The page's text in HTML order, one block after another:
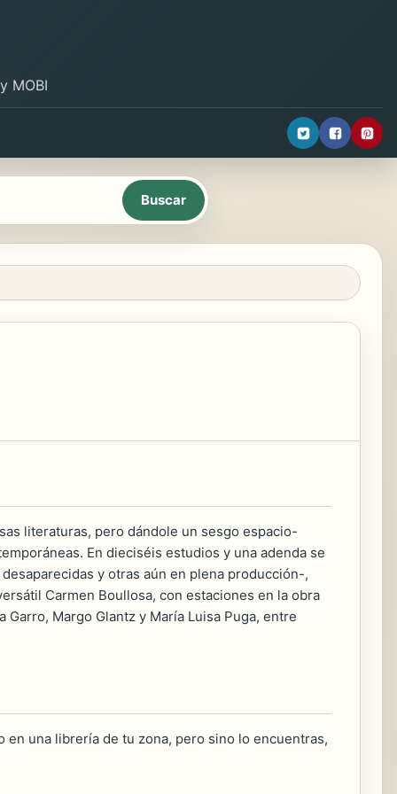
MOBI
literaturas, pero dándole un sesgo espacio-
En dieciséis estudios y una adenda se
y otras aún en plena producción-,
Carmen Boullosa, con estaciones en la obra
Margo Glantz y María Luisa Puga, entre
una librería de tu zona, pero sino lo encuentras,